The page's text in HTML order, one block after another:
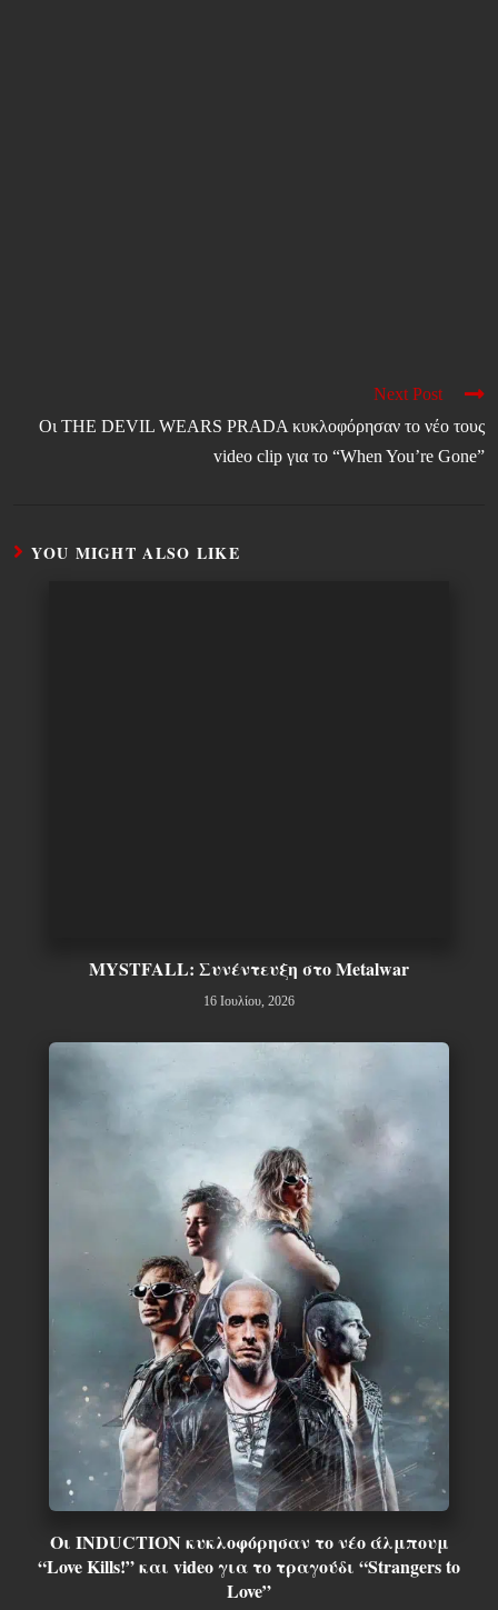
Next Post
Οι THE DEVIL WEARS PRADA κυκλοφόρησαν το νέο τους
video clip για το “When You’re Gone”
YOU MIGHT ALSO LIKE
MYSTFALL: Συνέντευξη στο Metalwar
16 Ιουλίου, 2026
Οι INDUCTION κυκλοφόρησαν το νέο άλμπουμ
“Love Kills!” και video για το τραγούδι “Strangers to
Love”